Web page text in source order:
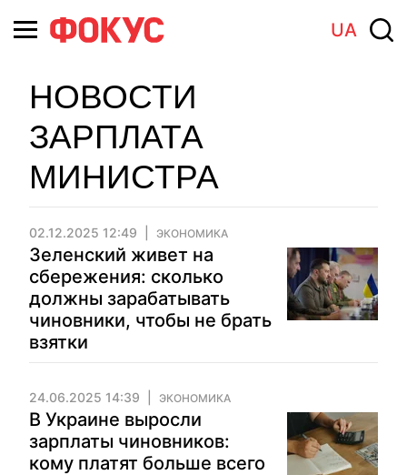
UA
НОВОСТИ
ЗАРПЛАТА
МИНИСТРА
02.12.2025 12:49 ЭКОНОМИКА
Зеленский живет на
сбережения: сколько
должны зарабатывать
чиновники, чтобы не брать
взятки
24.06.2025 14:39 ЭКОНОМИКА
В Украине выросли
зарплаты чиновников:
кому платят больше всего